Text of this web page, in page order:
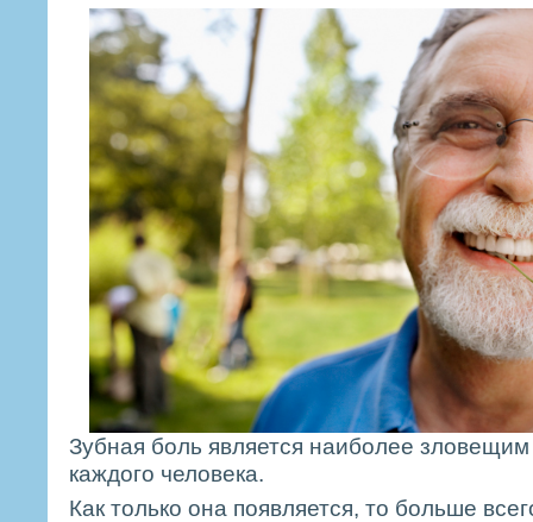
Зубная боль является наиболее
каждого человека.
Как только она появляется, то больше